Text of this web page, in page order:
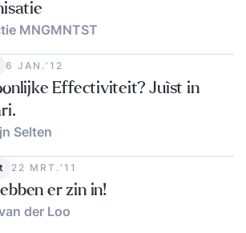
MNGMNTST
6 JAN.‘12
Effectiviteit? Juìst in
Selten
22 MRT.‘11
er zin in!
der Loo